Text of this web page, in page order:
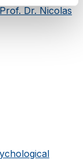
Prof. Dr. Nicolas